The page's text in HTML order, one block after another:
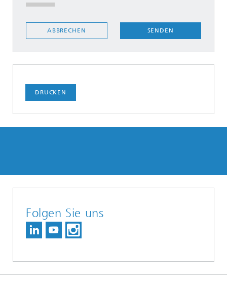
SENDEN
ABBRECHEN
DRUCKEN
Folgen Sie uns